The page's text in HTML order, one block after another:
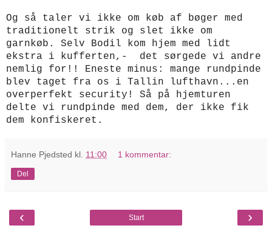
Og så taler vi ikke om køb af bøger med
traditionelt strik og slet ikke om
garnkøb. Selv Bodil kom hjem med lidt
ekstra i kufferten,- det sørgede vi andre
nemlig for!! Eneste minus: mange rundpinde
blev taget fra os i Tallin lufthavn...en
overperfekt security! Så på hjemturen
delte vi rundpinde med dem, der ikke fik
dem konfiskeret.
Hanne Pjedsted kl. 11:00 1 kommentar:
Del
‹ ›
Start